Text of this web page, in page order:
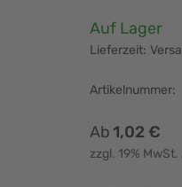
Verfügbarkeit:
Auf Lager
Lieferzeit:
Artikelnummer:
Ab1,02 €
zzgl. 19% MwSt.